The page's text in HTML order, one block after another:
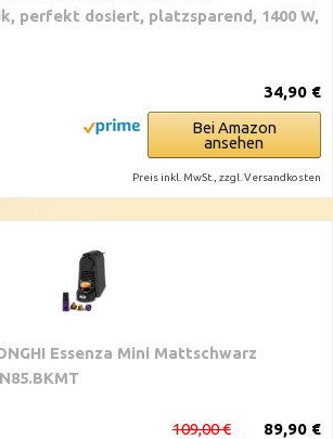
perfekt dosiert, platzsparend, 1400 W,
34,90 €
Bei Amazon
ansehen
Preis inkl. MwSt., zzgl. Versandkosten
Essenza Mini Mattschwarz
89,90 €
109,00 €